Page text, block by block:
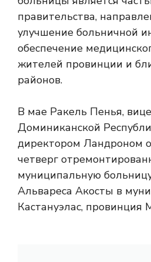
правительства,
улучшение больничной
обеспечение
жителей провинции и
районов.
В мае Ракель Пенья,
Доминиканской
директором Ландроном
четверг
муниципальную
Альвареса Акосты в
Кастануэлас, провинция